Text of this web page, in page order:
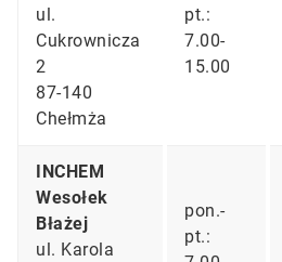
ul.
Cukrownicza
2
87-140
Chełmża
pt.:
7.00-
15.00
INCHEM
Wesołek
Błażej
ul. Karola
pon.-
pt.: